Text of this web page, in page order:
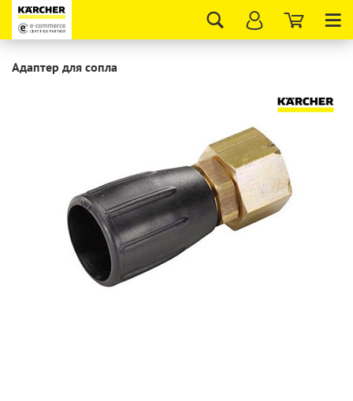
Адаптер для сопла